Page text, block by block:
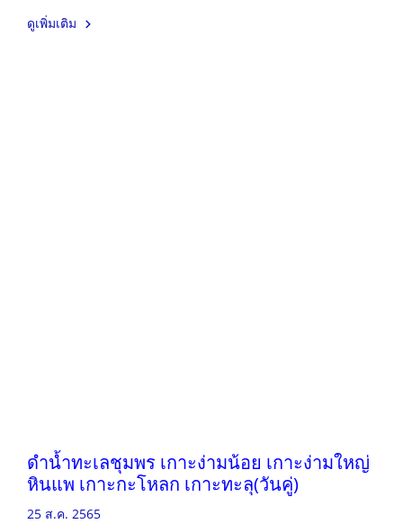
ดูเพิ่มเติม
ดำน้ำทะเลชุมพร เกาะง่ามน้อย เกาะง่ามใหญ่
หินแพ เกาะกะโหลก เกาะทะลุ(วันคู่)
25 ส.ค. 2565